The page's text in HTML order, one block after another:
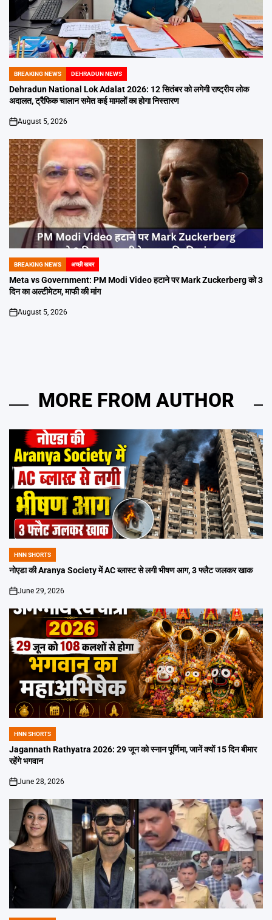
POSTED
IN
BREAKING NEWS DEHRADUN NEWS
Dehradun National Lok Adalat 2026: 12 सितंबर को लगेगी राष्ट्रीय लोक
अदालत, ट्रैफिक चालान समेत कई मामलों का होगा निस्तारण
on
August 5, 2026
POSTED
IN
BREAKING NEWS अच्छी खबर
Meta vs Government: PM Modi Video हटाने पर Mark Zuckerberg को 3
दिन का अल्टीमेटम, माफी की मांग
on
August 5, 2026
MORE FROM AUTHOR
POSTED
IN
HNN SHORTS
नोएडा की Aranya Society में AC ब्लास्ट से लगी भीषण आग, 3 फ्लैट जलकर खाक
on
June 29, 2026
POSTED
IN
HNN SHORTS
Jagannath Rathyatra 2026: 29 जून को स्नान पूर्णिमा, जानें क्यों 15 दिन बीमार
रहेंगे भगवान
on
June 28, 2026